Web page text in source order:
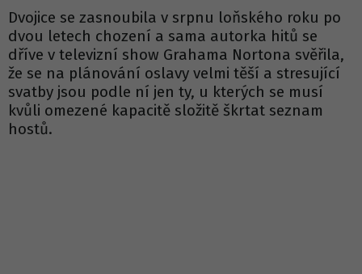
Dvojice se zasnoubila v srpnu loňského roku po
dvou letech chození a sama autorka hitů se
dříve v televizní show Grahama Nortona svěřila,
že se na plánování oslavy velmi těší a stresující
svatby jsou podle ní jen ty, u kterých se musí
kvůli omezené kapacitě složitě škrtat seznam
hostů.